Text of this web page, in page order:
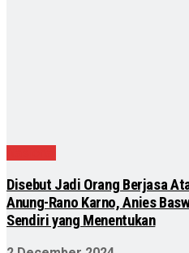
Disebut Jadi Orang Berjasa
Anung-Rano Karno, Anies
Sendiri yang Menentukan